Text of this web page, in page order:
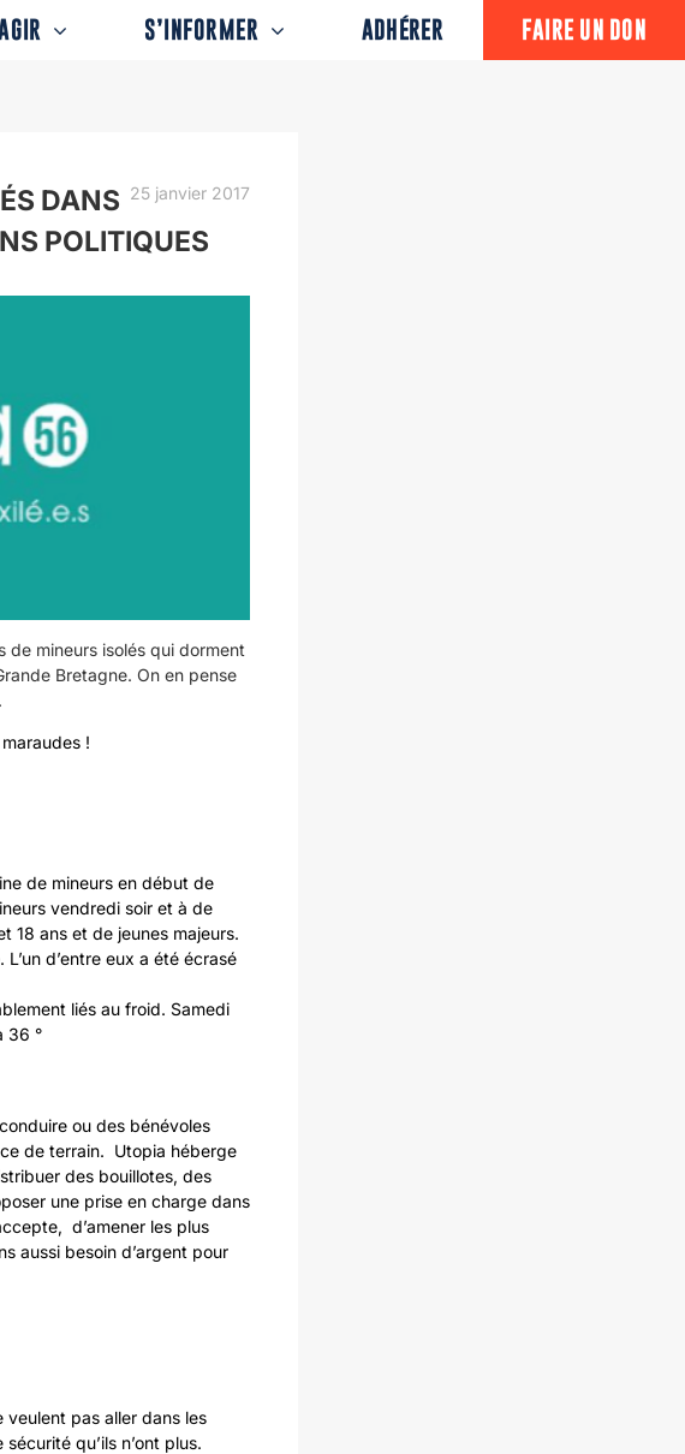
S’INFORMER ADHÉRER FAIRE UN DON
25 janvier 2017
DANS
POLITIQUES
de mineurs isolés qui dorment
Bretagne. On en pense
!
de mineurs en début de
vendredi soir et à de
18 ans et de jeunes majeurs.
d’entre eux a été écrasé
liés au froid. Samedi
36 °
ou des bénévoles
de terrain. Utopia héberge
des bouillotes, des
une prise en charge dans
d’amener les plus
aussi besoin d’argent pour
veulent pas aller dans les
qu’ils n’ont plus.